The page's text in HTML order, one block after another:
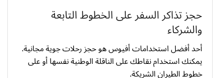
حجز تذاكر السفر على الخطوط التابعة
والشركاء
أحد أفضل استخدامات أفيوس هو حجز رحلات جوية مجانية.
يمكنك استخدام نقاطك على الناقلة الوطنية نفسها أو على
خطوط الطيران الشريكة.